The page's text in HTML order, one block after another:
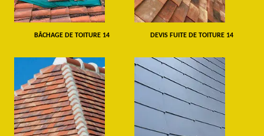
BÂCHAGE DE TOITURE 14 DEVIS FUITE DE TOITURE 14